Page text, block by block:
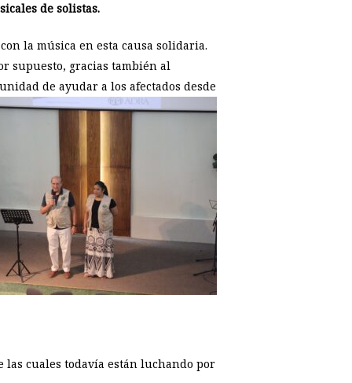
de solistas.
la música en esta causa solidaria.
supuesto, gracias también al
de ayudar a los afectados desde
las cuales todavía están luchando por